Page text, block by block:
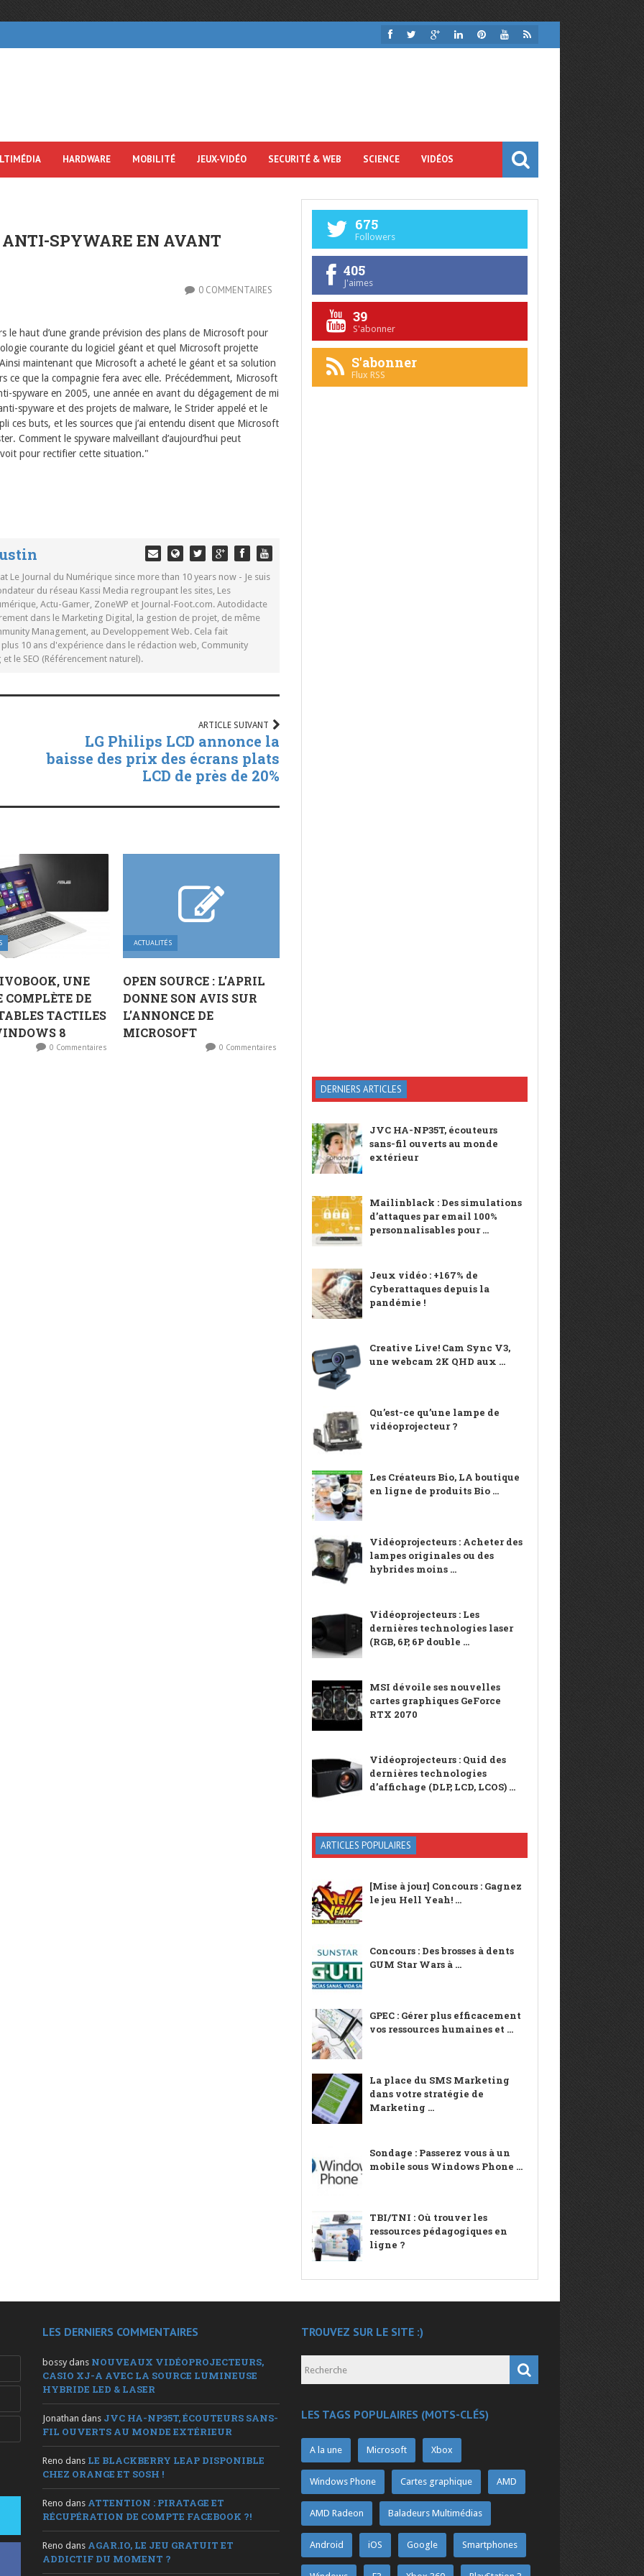
HARDWARE MOBILITÉ JEUX-VIDÉO SECURITÉ & WEB SCIENCE VIDÉOS
SPYWARE EN AVANT
0 COMMENTAIRES
haut d’une grande prévision des plans de Microsoft pour
courante du logiciel géant et quel Microsoft projette
maintenant que Microsoft a acheté le géant et sa solution
ce que la compagnie fera avec elle. Précédemment, Microsoft
spyware en 2005, une année en avant du dégagement de mi
spyware et des projets de malware, le Strider appelé et le
ces buts, et les sources que j’ai entendu disent que Microsoft
Comment le spyware malveillant d’aujourd’hui peut
pour rectifier cette situation."
Le Journal du Numérique since more than 10 years now - Je suis
du réseau Kassi Media regroupant les sites, Les
Actu-Gamer, ZoneWP et Journal-Foot.com. Autodidacte
dans le Marketing Digital, la gestion de projet, de même
Management, au Developpement Web. Cela fait
10 ans d'expérience dans le rédaction web, Community
le SEO (Référencement naturel).
ARTICLE SUIVANT
LG Philips LCD annonce la
baisse des prix des écrans plats
LCD de près de 20%
UNE
DE
TACTILES
8
0 Commentaires
ACTUALITÉS
OPEN SOURCE : L’APRIL
DONNE SON AVIS SUR
L’ANNONCE DE
MICROSOFT
0 Commentaires
675
Followers
405
J'aimes
39
S'abonner
S'abonner
Flux RSS
DERNIERS ARTICLES
JVC HA-NP35T, écouteurs
sans-fil ouverts au monde
extérieur
Mailinblack : Des simulations
d’attaques par email 100%
personnalisables pour ...
Jeux vidéo : +167% de
Cyberattaques depuis la
pandémie !
Creative Live! Cam Sync V3,
une webcam 2K QHD aux ...
Qu’est-ce qu’une lampe de
vidéoprojecteur ?
Les Créateurs Bio, LA boutique
en ligne de produits Bio ...
Vidéoprojecteurs : Acheter des
lampes originales ou des
hybrides moins ...
Vidéoprojecteurs : Les
dernières technologies laser
(RGB, 6P, 6P double ...
MSI dévoile ses nouvelles
cartes graphiques GeForce
RTX 2070
Vidéoprojecteurs : Quid des
dernières technologies
d’affichage (DLP, LCD, LCOS) ...
ARTICLES POPULAIRES
[Mise à jour] Concours : Gagnez
le jeu Hell Yeah! ...
Concours : Des brosses à dents
GUM Star Wars à ...
GPEC : Gérer plus efficacement
vos ressources humaines et ...
La place du SMS Marketing
dans votre stratégie de
Marketing ...
Sondage : Passerez vous à un
mobile sous Windows Phone ...
TBI/TNI : Où trouver les
ressources pédagogiques en
ligne ?
LES DERNIERS COMMENTAIRES
bossy dans NOUVEAUX VIDÉOPROJECTEURS,
CASIO XJ-A AVEC LA SOURCE LUMINEUSE
HYBRIDE LED & LASER
Jonathan dans JVC HA-NP35T, ÉCOUTEURS SANS-
FIL OUVERTS AU MONDE EXTÉRIEUR
Reno dans LE BLACKBERRY LEAP DISPONIBLE
CHEZ ORANGE ET SOSH !
Reno dans ATTENTION : PIRATAGE ET
RÉCUPÉRATION DE COMPTE FACEBOOK ?!
Reno dans AGAR.IO, LE JEU GRATUIT ET
ADDICTIF DU MOMENT ?
TROUVEZ SUR LE SITE :)
LES TAGS POPULAIRES (MOTS-CLÉS)
A la une Microsoft Xbox
Windows Phone Cartes graphique AMD
AMD Radeon Baladeurs Multimédias
Android iOS Google Smartphones